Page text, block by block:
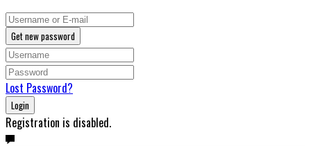
Get new password
Lost Password?
Login
Registration is disabled.